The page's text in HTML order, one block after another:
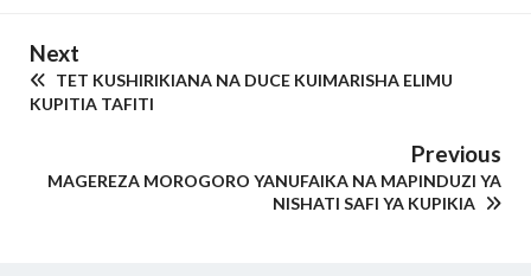
Next
TET KUSHIRIKIANA NA DUCE KUIMARISHA ELIMU
KUPITIA TAFITI
Previous
MAGEREZA MOROGORO YANUFAIKA NA MAPINDUZI YA
NISHATI SAFI YA KUPIKIA